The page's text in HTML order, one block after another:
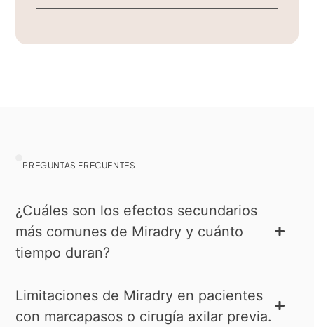
PREGUNTAS FRECUENTES
¿Cuáles son los efectos secundarios
más comunes de Miradry y cuánto
tiempo duran?
Limitaciones de Miradry en pacientes
con marcapasos o cirugía axilar previa.